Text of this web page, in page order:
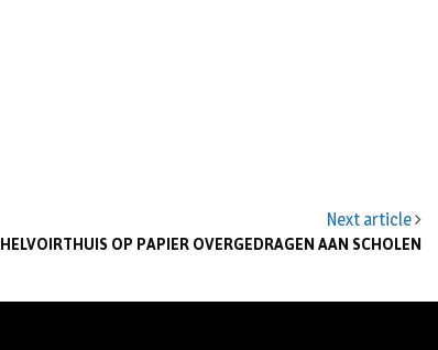
Next article
OP PAPIER OVERGEDRAGEN AAN SCHOLEN